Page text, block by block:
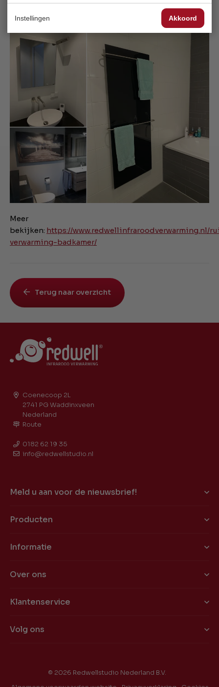
Instellingen Akkoord
Meer
bekijken: https://www.redwellinfraroodverwarming.nl/
verwarming-badkamer/
Terug naar overzicht
Coenecoop 2L
2741 PG Waddinxveen
Nederland
Route
0182 62 19 35
info@redwellstudio.nl
Meld u aan voor de nieuwsbrief!
Producten
Informatie
Over ons
Klantenservice
Volg ons
© 2026 Redwellstudio Nederland B.V.